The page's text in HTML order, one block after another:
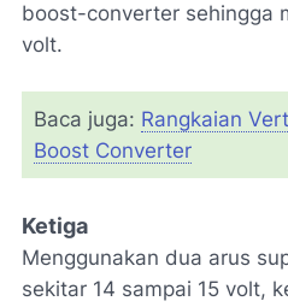
boost-converter sehingga
volt.
Baca juga: Rangkaian
Boost Converter
Ketiga
Menggunakan dua arus
sekitar 14 sampai 15 volt,